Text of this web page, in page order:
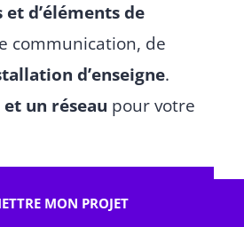
MON PROJET
et d’éléments de
communication, de
d’enseigne.
un réseau pour votre
nous